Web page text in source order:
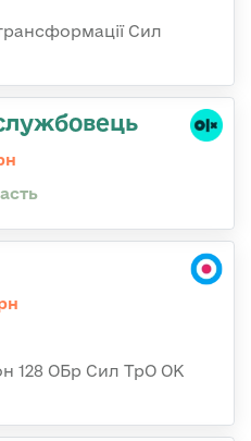
Сил
128 ОБр Сил ТрО ОК